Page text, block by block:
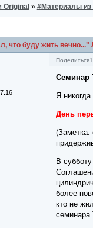
Original » #Материалы
что буду жить
Поделиться
Семинар
Я
День
(Заметка:
В
более
кто не
семинара